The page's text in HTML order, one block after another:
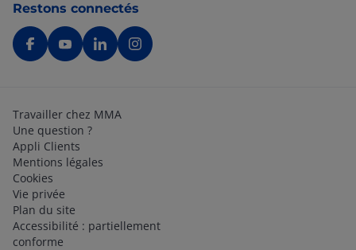
Restons connectés
Travailler chez MMA
Une question ?
Appli Clients
Mentions légales
Cookies
Vie privée
Plan du site
Accessibilité : partiellement
conforme